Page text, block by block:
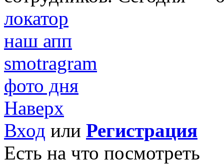
локатор
наш апп
smotragram
фото дня
Наверх
Вход или Регистрация
Есть на что посмотреть